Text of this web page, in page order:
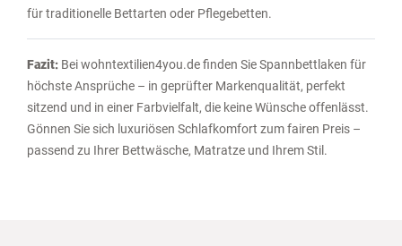
für traditionelle Bettarten oder Pflegebetten.
Fazit: Bei wohntextilien4you.de finden Sie Spannbettlaken für
höchste Ansprüche – in geprüfter Markenqualität, perfekt
sitzend und in einer Farbvielfalt, die keine Wünsche offenlässt.
Gönnen Sie sich luxuriösen Schlafkomfort zum fairen Preis –
passend zu Ihrer Bettwäsche, Matratze und Ihrem Stil.